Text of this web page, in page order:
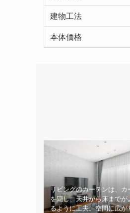
建物工法
本体価格
リビングのカーテンは、カ
を隠し、天井から床までが
るように工夫。空間に広が